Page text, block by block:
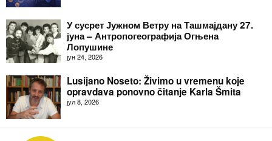
У сусрет Јужном Ветру на Ташмајдану 27.
јуна – Антропогеографија Огњена
Лопушине
јун 24, 2026
Lusijano Noseto: Živimo u vremenu koje
opravdava ponovno čitanje Karla Šmita
јул 8, 2026